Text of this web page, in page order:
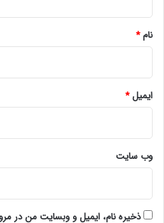
نام*
ایمیل*
وب‌ سایت
ذخیره نام، ایمیل و وبسایت من در